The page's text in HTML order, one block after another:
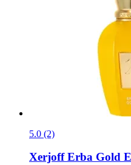
5.0 (2)
XerjoffErba Gold